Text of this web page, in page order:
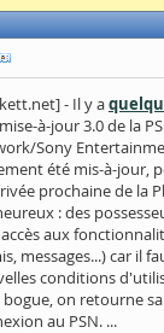
- Il y a
à-jour 3.0 de la
Sony
été mis-à-jour,
prochaine de la
: des
aux
messages...) car il
conditions
on retourne
au PSN. ...